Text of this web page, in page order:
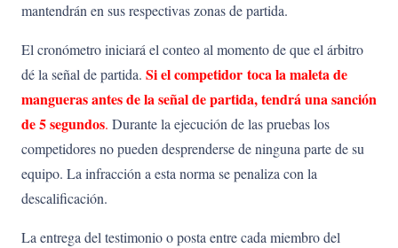
mantendrán en sus respectivas zonas de partida.
El cronómetro iniciará el conteo al momento de que el árbitro
dé la señal de partida. Si el competidor toca la maleta de
mangueras antes de la señal de partida, tendrá una sanción
de 5 segundos. Durante la ejecución de las pruebas los
competidores no pueden desprenderse de ninguna parte de su
equipo. La infracción a esta norma se penaliza con la
descalificación.
La entrega del testimonio o posta entre cada miembro del